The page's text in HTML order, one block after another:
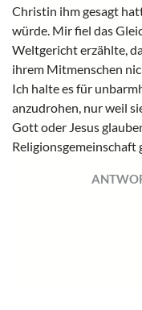
Christin ihm gesagt
würde. Mir fiel das
Weltgericht erzählte,
ihrem Mitmenschen
Ich halte es für
anzudrohen, nur weil
Gott oder Jesus
Religionsgemeinschaft